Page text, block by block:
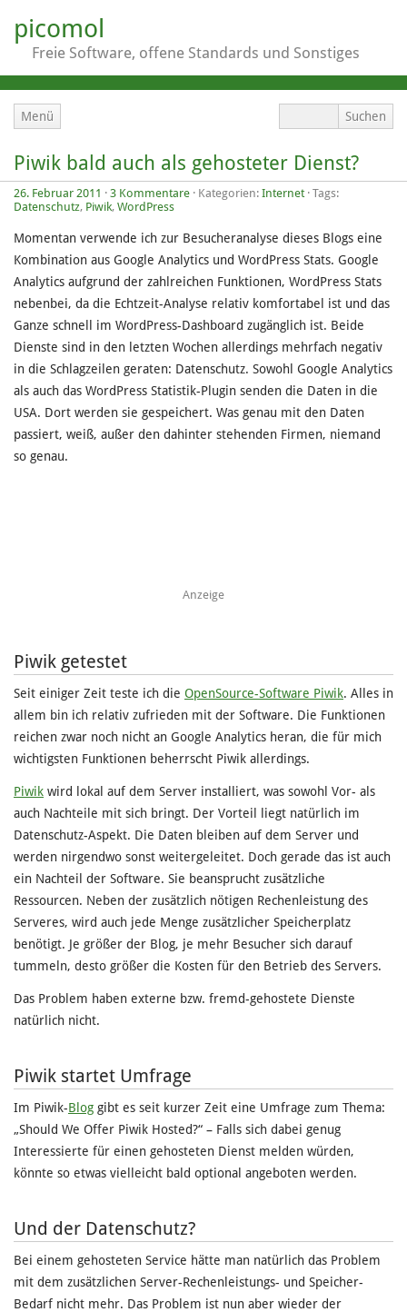
picomol
Freie Software, offene Standards und Sonstiges
Menü
Piwik bald auch als gehosteter Dienst?
26. Februar 2011 · 3 Kommentare · Kategorien: Internet· Tags:
Datenschutz, Piwik, WordPress
Momentan verwende ich zur Besucheranalyse dieses Blogs eine
Kombination aus Google Analytics und WordPress Stats. Google
Analytics aufgrund der zahlreichen Funktionen, WordPress Stats
nebenbei, da die Echtzeit-Analyse relativ komfortabel ist und das
Ganze schnell im WordPress-Dashboard zugänglich ist. Beide
Dienste sind in den letzten Wochen allerdings mehrfach negativ
in die Schlagzeilen geraten: Datenschutz. Sowohl Google Analytics
als auch das WordPress Statistik-Plugin senden die Daten in die
USA. Dort werden sie gespeichert. Was genau mit den Daten
passiert, weiß, außer den dahinter stehenden Firmen, niemand
so genau.
Anzeige
Piwik getestet
Seit einiger Zeit teste ich die OpenSource-Software Piwik. Alles in
allem bin ich relativ zufrieden mit der Software. Die Funktionen
reichen zwar noch nicht an Google Analytics heran, die für mich
wichtigsten Funktionen beherrscht Piwik allerdings.
Piwik wird lokal auf dem Server installiert, was sowohl Vor- als
auch Nachteile mit sich bringt. Der Vorteil liegt natürlich im
Datenschutz-Aspekt. Die Daten bleiben auf dem Server und
werden nirgendwo sonst weitergeleitet. Doch gerade das ist auch
ein Nachteil der Software. Sie beansprucht zusätzliche
Ressourcen. Neben der zusätzlich nötigen Rechenleistung des
Serveres, wird auch jede Menge zusätzlicher Speicherplatz
benötigt. Je größer der Blog, je mehr Besucher sich darauf
tummeln, desto größer die Kosten für den Betrieb des Servers.
Das Problem haben externe bzw. fremd-gehostete Dienste
natürlich nicht.
Piwik startet Umfrage
Im Piwik-Blog gibt es seit kurzer Zeit eine Umfrage zum Thema:
„Should We Offer Piwik Hosted?“ – Falls sich dabei genug
Interessierte für einen gehosteten Dienst melden würden,
könnte so etwas vielleicht bald optional angeboten werden.
Und der Datenschutz?
Bei einem gehosteten Service hätte man natürlich das Problem
mit dem zusätzlichen Server-Rechenleistungs- und Speicher-
Bedarf nicht mehr. Das Problem ist nun aber wieder der